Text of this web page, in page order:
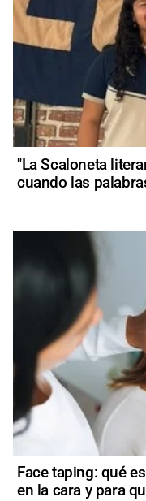
"La Scaloneta
cuando las
Face taping: qué
en la cara y para